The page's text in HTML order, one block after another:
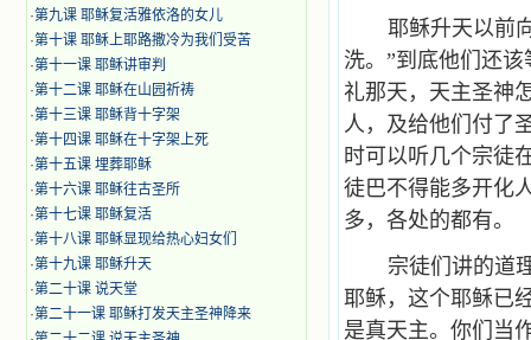
·第九课 耶稣复活雅依洛的女儿
·第十课 耶稣上耶路撒冷为我们受苦
·第十一课 耶稣讲审判
·第十二课 耶稣在山园祈祷
·第十三课 耶稣背十字架
·第十四课 耶稣在十字架上死
·第十五课 埋葬耶稣
·第十六课 耶稣往古圣所
·第十七课 耶稣复活
·第十八课 耶稣显现给热心妇女们
·第十九课 耶稣升天
·第二十课 说天堂
·第二十一课 耶稣打发天主圣神降来
耶稣升天以前
洗。”到底他们还
礼那天，天主圣神
人，及给他们付了
时可以听几个宗徒
徒巴不得能多开化
多，各处的都有。
宗徒们讲的道
耶稣，这个耶稣已
是真天主。你们当